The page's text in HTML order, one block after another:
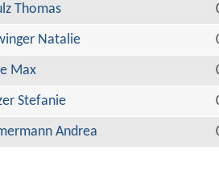
Thomas
Natalie
Max
Stefanie
Andrea